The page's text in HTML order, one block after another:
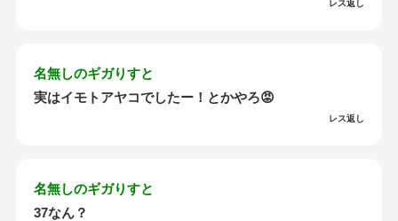
レス返し
名無しのギガりすと
実はイモトアヤコでしたー！とかやろ😡
レス返し
名無しのギガりすと
37なん？